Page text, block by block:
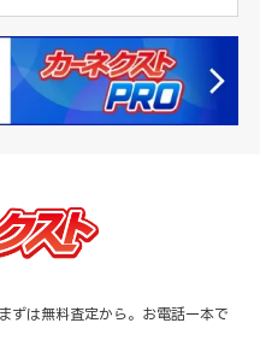
ずは無料査定から。お電話一本で